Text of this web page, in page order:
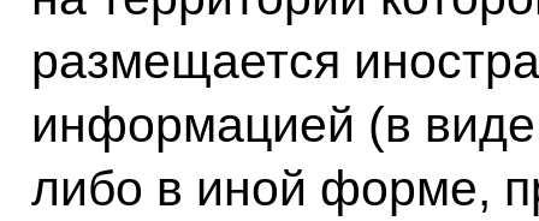
размещается
информацией (в
либо в иной форме,